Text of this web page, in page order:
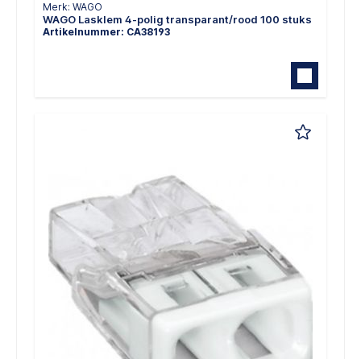
Merk: WAGO
WAGO Lasklem 4-polig transparant/rood 100 stuks
Artikelnummer: CA38193